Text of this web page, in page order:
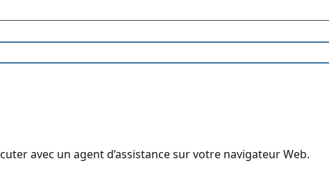
avec un agent d’assistance sur votre navigateur Web.